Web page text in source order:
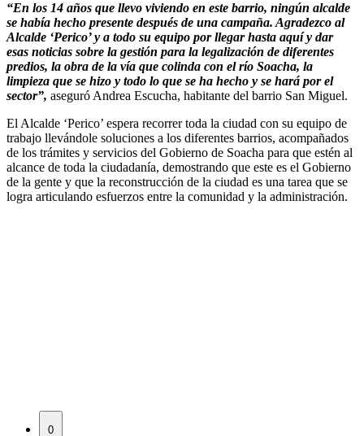
“En los 14 años que llevo viviendo en este barrio, ningún alcalde
se había hecho presente después de una campaña. Agradezco al
Alcalde ‘Perico’ y a todo su equipo por llegar hasta aquí y dar
esas noticias sobre la gestión para la legalización de diferentes
predios, la obra de la vía que colinda con el río Soacha, la
limpieza que se hizo y todo lo que se ha hecho y se hará por el
sector”, aseguró Andrea Escucha, habitante del barrio San Miguel.
El Alcalde ‘Perico’ espera recorrer toda la ciudad con su equipo de
trabajo llevándole soluciones a los diferentes barrios, acompañados
de los trámites y servicios del Gobierno de Soacha para que estén al
alcance de toda la ciudadanía, demostrando que este es el Gobierno
de la gente y que la reconstrucción de la ciudad es una tarea que se
logra articulando esfuerzos entre la comunidad y la administración. ​
0